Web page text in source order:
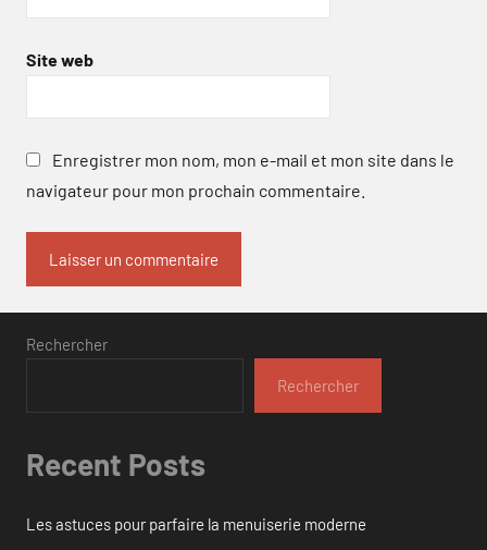
Site web
Enregistrer mon nom, mon e-mail et mon site dans le
navigateur pour mon prochain commentaire.
Rechercher
Rechercher
Recent Posts
Les astuces pour parfaire la menuiserie moderne